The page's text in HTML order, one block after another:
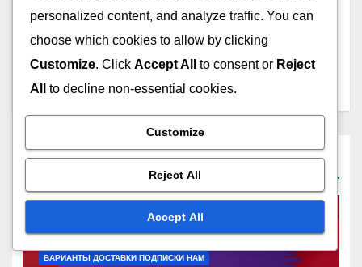
через креативные и
стратегически продуманные
подходы.
Related Post
ВАРИАНТЫ ДОСТАВКИ ПОДПИСКИ HAM
personalized content, and analyze traffic. You can
choose which cookies to allow by clicking
Customize. Click Accept All to consent or Reject
All
to decline non-essential cookies.
Customize
Reject All
Accept All